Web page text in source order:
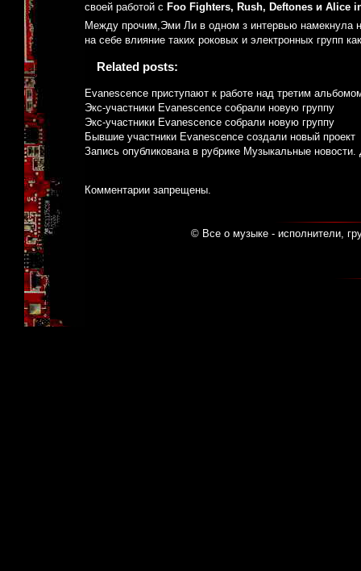
своей работой с Foo Fighters, Rush, Deftones и Alice
Между прочим,Эми Ли в одном з интервью намекнула
на себе влияние таких роковых и электронных групп как
Related posts:
Evanescence приступают к работе над третим
Экс-участники Evanescence собрали новую группу
Экс-участники Evanescence собрали новую группу
Бывшие участники Evanescence создали новый проект
Запись опубликована в рубрике Музыкальные новости.
Комментарии запрещены.
© Все о музыке - исполнители,